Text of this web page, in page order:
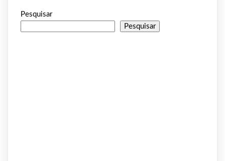
Pesquisar
Pesquisar